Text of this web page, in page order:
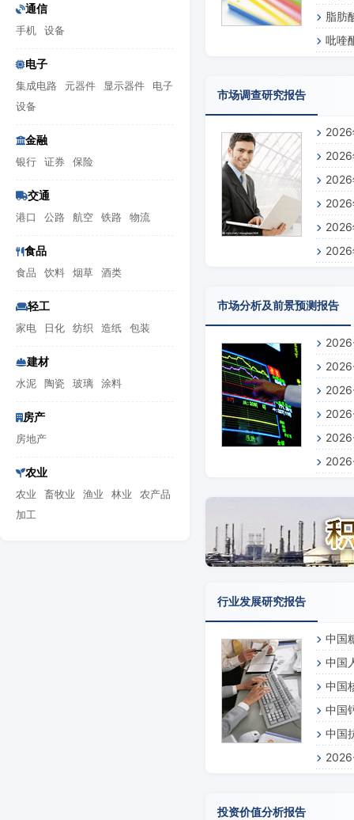
通信
手机 设备
电子
集成电路 元器件 显示器件
电子
设备
金融
银行 证券 保险
交通
港口 公路 航空 铁路 物流
食品
食品 饮料 烟草 酒类
轻工
家电 日化 纺织 造纸 包装
建材
水泥 陶瓷 玻璃 涂料
房产
房地产
农业
农业 畜牧业 渔业 林业
农产品
加工
脂肪
吡喹
市场调查研究报告
2026
2026
2026
2026
2026
2026
市场分析及前景预测报告
预测报
景预测
析及前
测报告
测报告
行业发展研究报告
中国
中国
中国
中国
中国
投资价值分析报告